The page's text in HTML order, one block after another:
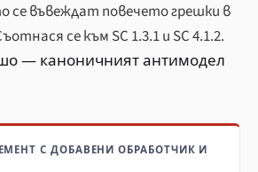
се въвеждат повечето грешки в
се към SC 1.3.1 и SC 4.1.2.
— каноничният антимодел
С ДОБАВЕНИ ОБРАБОТЧИК И